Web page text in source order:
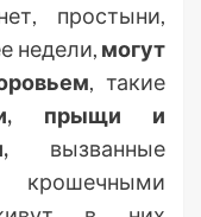
простыни,
недели, могут
, такие
прыщи и
вызванные